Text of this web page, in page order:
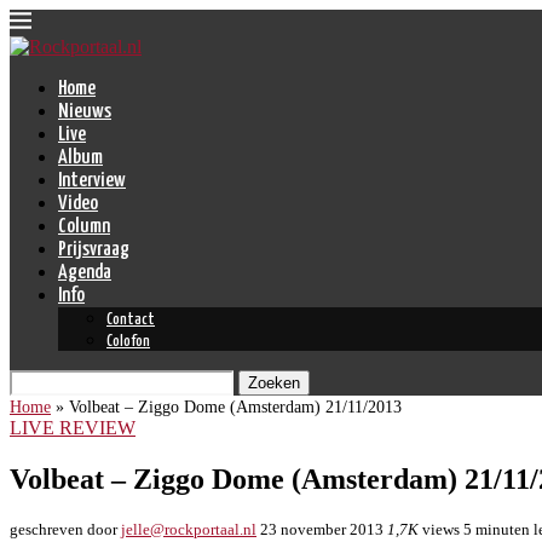
Home
Nieuws
Live
Album
Interview
Video
Column
Prijsvraag
Agenda
Info
Contact
Colofon
Zoeken
Home » Volbeat – Ziggo Dome (Amsterdam) 21/11/2013
LIVE REVIEW
Volbeat – Ziggo Dome (Amsterdam) 21/11/
geschreven doorjelle@rockportaal.nl 23 november 2013 1,7K views 5 minuten